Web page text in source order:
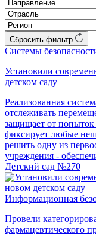
Сбросить фильтр
Системы
Установили
детском саду
Реализованная
отслеживать
защищает от
фиксирует любые
решить одну из
учреждения -
Детский сад №270
Информационная
Провели
фармацевтического